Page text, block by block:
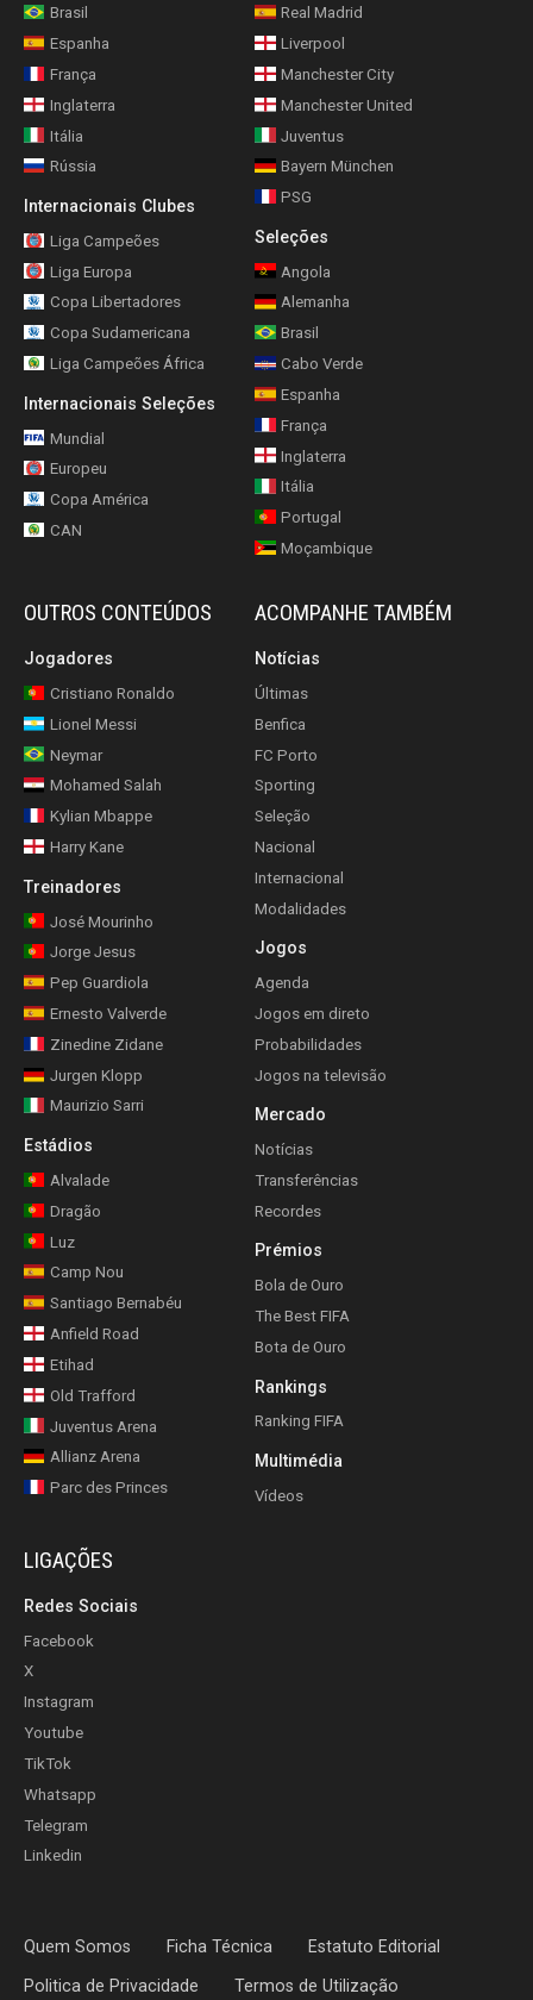
Brasil
Espanha
França
Inglaterra
Itália
Rússia
Internacionais Clubes
Liga Campeões
Liga Europa
Copa Libertadores
Copa Sudamericana
Liga Campeões África
Internacionais Seleções
Mundial
Europeu
Copa América
CAN
Real Madrid
Liverpool
Manchester City
Manchester United
Juventus
Bayern München
PSG
Seleções
Angola
Alemanha
Brasil
Cabo Verde
Espanha
França
Inglaterra
Itália
Portugal
Moçambique
OUTROS CONTEÚDOS
Jogadores
Cristiano Ronaldo
Lionel Messi
Neymar
Mohamed Salah
Kylian Mbappe
Harry Kane
Treinadores
José Mourinho
Jorge Jesus
Pep Guardiola
Ernesto Valverde
Zinedine Zidane
Jurgen Klopp
Maurizio Sarri
Estádios
Alvalade
Dragão
Luz
Camp Nou
Santiago Bernabéu
Anfield Road
Etihad
Old Trafford
Juventus Arena
Allianz Arena
Parc des Princes
ACOMPANHE TAMBÉM
Notícias
Últimas
Benfica
FC Porto
Sporting
Seleção
Nacional
Internacional
Modalidades
Jogos
Agenda
Jogos em direto
Probabilidades
Jogos na televisão
Mercado
Notícias
Transferências
Recordes
Prémios
Bola de Ouro
The Best FIFA
Bota de Ouro
Rankings
Ranking FIFA
Multimédia
Vídeos
LIGAÇÕES
Redes Sociais
Facebook
X
Instagram
Youtube
TikTok
Whatsapp
Telegram
Linkedin
Quem Somos Ficha Técnica Estatuto Editorial
Politica de Privacidade Termos de Utilização